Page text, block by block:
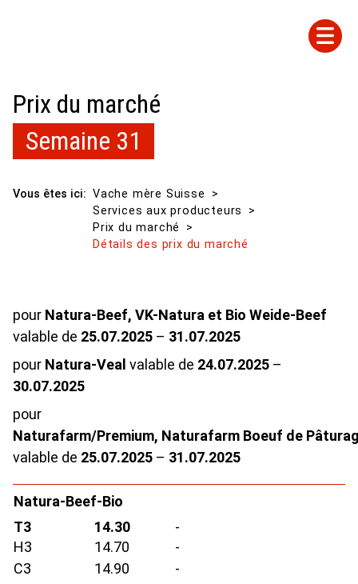
Prix du marché
Semaine 31
Vous êtes ici: Vache mère Suisse
Services aux producteurs
Prix du marché
Détails des prix du marché
pour Natura-Beef, VK-Natura et Bio Weide-Beef
valable de 25.07.2025 – 31.07.2025
pour Natura-Veal valable de 24.07.2025 –
30.07.2025
pour
Naturafarm/Premium, Naturafarm Boeuf de
valable de 25.07.2025 – 31.07.2025
Natura-Beef-Bio
T3
14.30
-
H3
14.70
-
C3
14.90 -